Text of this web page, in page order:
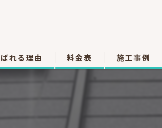
れる理由 料金表 施工事例